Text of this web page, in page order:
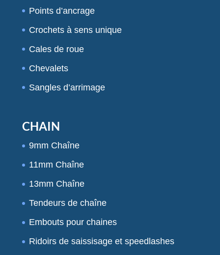
Points d’ancrage
Crochets à sens unique
Cales de roue
Chevalets
Sangles d’arrimage
CHAIN
9mm Chaîne
11mm Chaîne
13mm Chaîne
Tendeurs de chaîne
Embouts pour chaines
Ridoirs de saissisage et speedlashes